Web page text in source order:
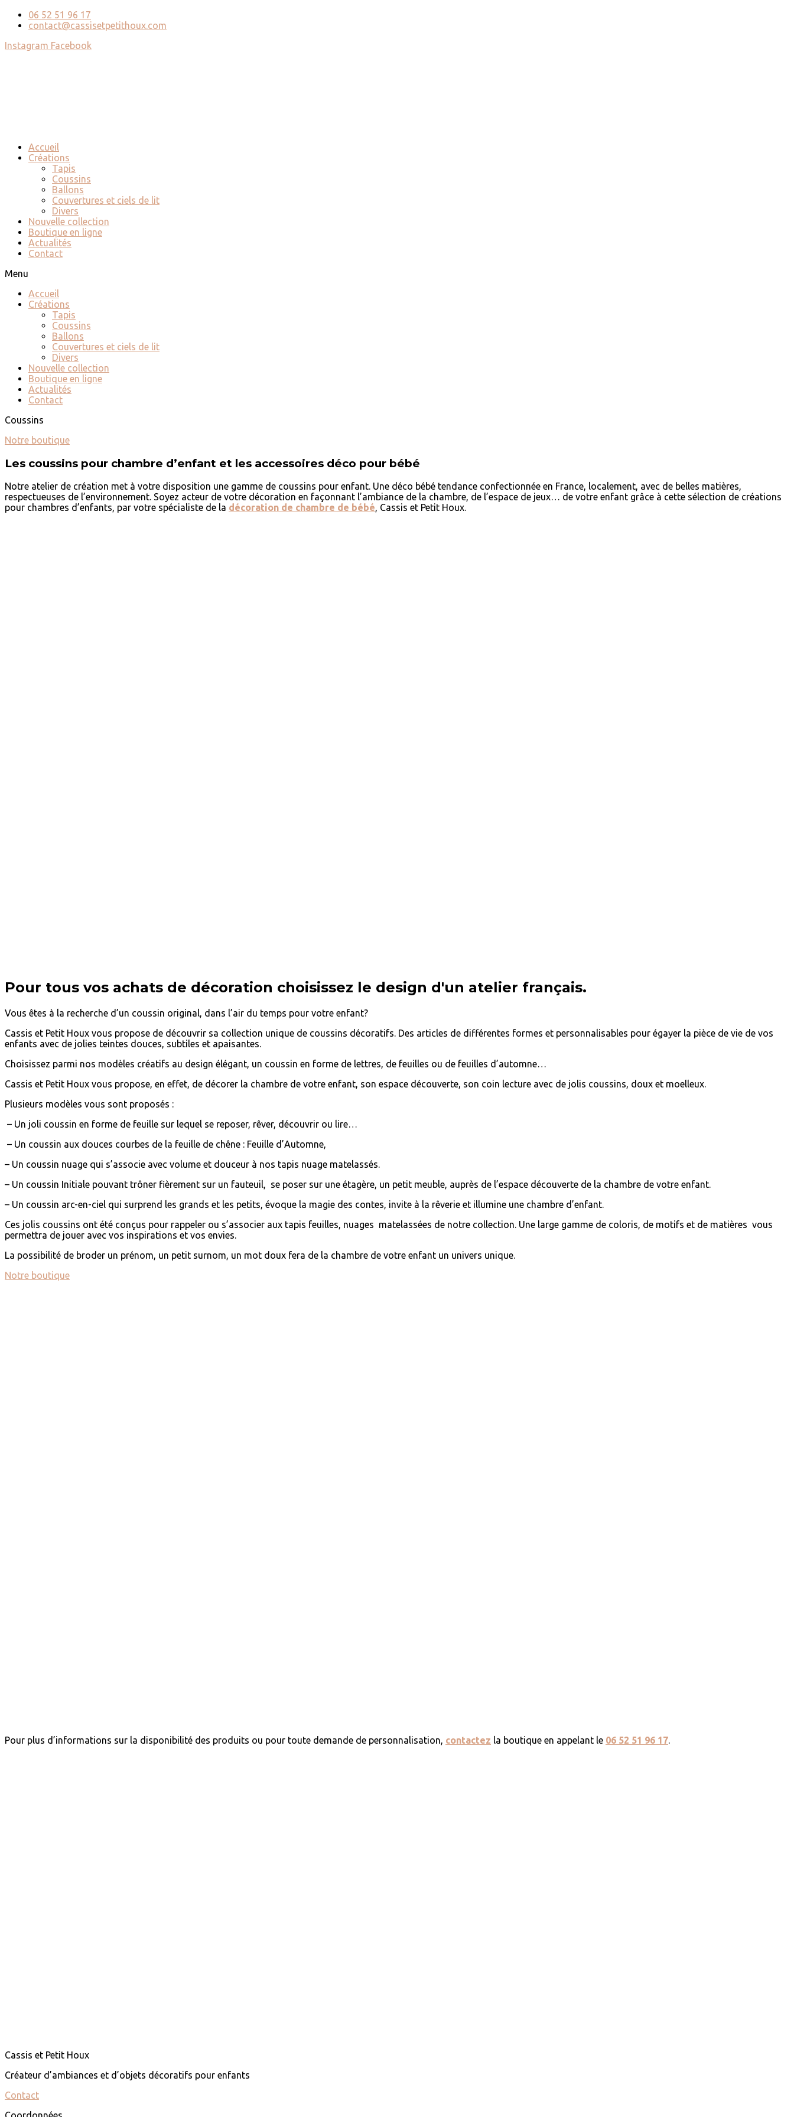
06 52 51 96 17
contact@cassisetpetithoux.com
Instagram Facebook
Accueil
Créations
Tapis
Coussins
Ballons
Couvertures et ciels de lit
Divers
Nouvelle collection
Boutique en ligne
Actualités
Contact
Menu
Accueil
Créations
Tapis
Coussins
Ballons
Couvertures et ciels de lit
Divers
Nouvelle collection
Boutique en ligne
Actualités
Contact
Coussins
Notre boutique
Les coussins pour chambre d’enfant et les accessoires déco pour bébé
Notre atelier de création met à votre disposition une gamme de coussins pour enfant. Une déco bébé tendance confectionnée en France, localement, avec de belles matières,
respectueuses de l’environnement. Soyez acteur de votre décoration en façonnant l’ambiance de la chambre, de l’espace de jeux… de votre enfant grâce à cette sélection de créations
pour chambres d’enfants, par votre spécialiste de la décoration de chambre de bébé, Cassis et Petit Houx.
Pour tous vos achats de décoration choisissez le design d'un atelier français.
Vous êtes à la recherche d’un coussin original, dans l’air du temps pour votre enfant?
Cassis et Petit Houx vous propose de découvrir sa collection unique de coussins décoratifs. Des articles de différentes formes et personnalisables pour égayer la pièce de vie de vos
enfants avec de jolies teintes douces, subtiles et apaisantes.
Choisissez parmi nos modèles créatifs au design élégant, un coussin en forme de lettres, de feuilles ou de feuilles d’automne…
Cassis et Petit Houx vous propose, en effet, de décorer la chambre de votre enfant, son espace découverte, son coin lecture avec de jolis coussins, doux et moelleux.
Plusieurs modèles vous sont proposés :
– Un joli coussin en forme de feuille sur lequel se reposer, rêver, découvrir ou lire…
– Un coussin aux douces courbes de la feuille de chêne : Feuille d’Automne,
– Un coussin nuage qui s’associe avec volume et douceur à nos tapis nuage matelassés.
– Un coussin Initiale pouvant trôner fièrement sur un fauteuil, se poser sur une étagère, un petit meuble, auprès de l’espace découverte de la chambre de votre enfant.
– Un coussin arc-en-ciel qui surprend les grands et les petits, évoque la magie des contes, invite à la rêverie et illumine une chambre d’enfant.
Ces jolis coussins ont été conçus pour rappeler ou s’associer aux tapis feuilles, nuages matelassées de notre collection. Une large gamme de coloris, de motifs et de matières vous
permettra de jouer avec vos inspirations et vos envies.
La possibilité de broder un prénom, un petit surnom, un mot doux fera de la chambre de votre enfant un univers unique.
Notre boutique
Pour plus d’informations sur la disponibilité des produits ou pour toute demande de personnalisation, contactez la boutique en appelant le 06 52 51 96 17.
Cassis et Petit Houx
Créateur d’ambiances et d’objets décoratifs pour enfants
Contact